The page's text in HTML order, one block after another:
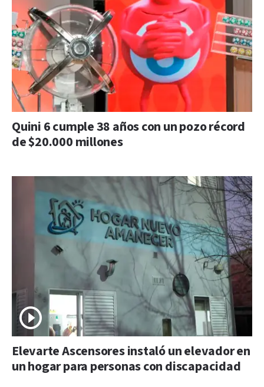
Quini 6 cumple 38 años con un pozo récord
de $20.000 millones
Elevarte Ascensores instaló un elevador en
un hogar para personas con discapacidad